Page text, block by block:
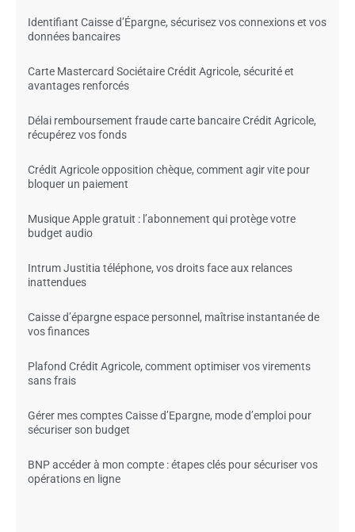
Identifiant Caisse d’Épargne, sécurisez vos connexions et vos
données bancaires
Carte Mastercard Sociétaire Crédit Agricole, sécurité et
avantages renforcés
Délai remboursement fraude carte bancaire Crédit Agricole,
récupérez vos fonds
Crédit Agricole opposition chèque, comment agir vite pour
bloquer un paiement
Musique Apple gratuit : l’abonnement qui protège votre
budget audio
Intrum Justitia téléphone, vos droits face aux relances
inattendues
Caisse d’épargne espace personnel, maîtrise instantanée de
vos finances
Plafond Crédit Agricole, comment optimiser vos virements
sans frais
Gérer mes comptes Caisse d’Epargne, mode d’emploi pour
sécuriser son budget
BNP accéder à mon compte : étapes clés pour sécuriser vos
opérations en ligne